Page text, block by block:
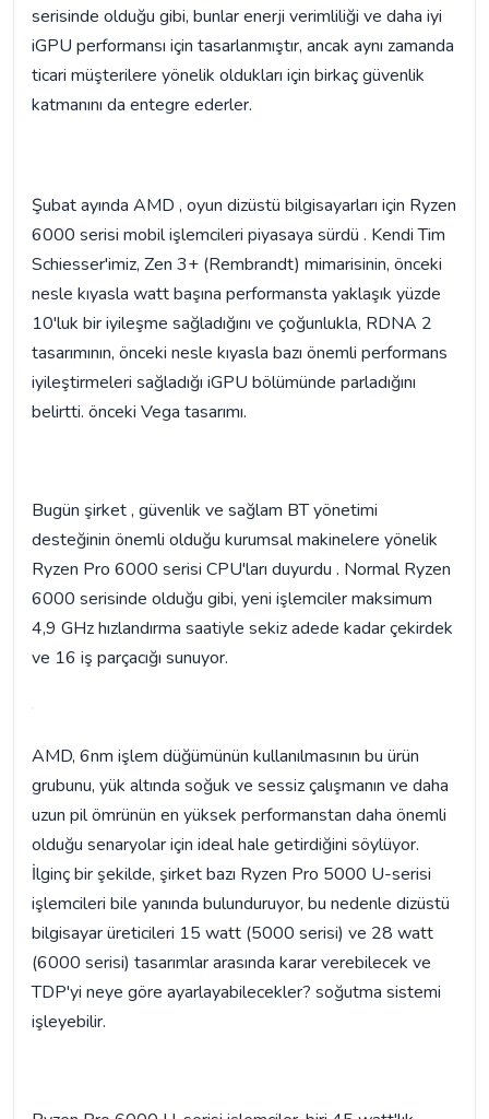
serisinde olduğu gibi, bunlar enerji verimliliği ve daha iyi
iGPU performansı için tasarlanmıştır, ancak aynı zamanda
ticari müşterilere yönelik oldukları için birkaç güvenlik
katmanını da entegre ederler.
Şubat ayında AMD , oyun dizüstü bilgisayarları için Ryzen
6000 serisi mobil işlemcileri piyasaya sürdü . Kendi Tim
Schiesser'imiz, Zen 3+ (Rembrandt) mimarisinin, önceki
nesle kıyasla watt başına performansta yaklaşık yüzde
10'luk bir iyileşme sağladığını ve çoğunlukla, RDNA 2
tasarımının, önceki nesle kıyasla bazı önemli performans
iyileştirmeleri sağladığı iGPU bölümünde parladığını
belirtti. önceki Vega tasarımı.
Bugün şirket , güvenlik ve sağlam BT yönetimi
desteğinin önemli olduğu kurumsal makinelere yönelik
Ryzen Pro 6000 serisi CPU'ları duyurdu . Normal Ryzen
6000 serisinde olduğu gibi, yeni işlemciler maksimum
4,9 GHz hızlandırma saatiyle sekiz adede kadar çekirdek
ve 16 iş parçacığı sunuyor.
AMD, 6nm işlem düğümünün kullanılmasının bu ürün
grubunu, yük altında soğuk ve sessiz çalışmanın ve daha
uzun pil ömrünün en yüksek performanstan daha önemli
olduğu senaryolar için ideal hale getirdiğini söylüyor.
İlginç bir şekilde, şirket bazı Ryzen Pro 5000 U-serisi
işlemcileri bile yanında bulunduruyor, bu nedenle dizüstü
bilgisayar üreticileri 15 watt (5000 serisi) ve 28 watt
(6000 serisi) tasarımlar arasında karar verebilecek ve
TDP'yi neye göre ayarlayabilecekler? soğutma sistemi
işleyebilir.